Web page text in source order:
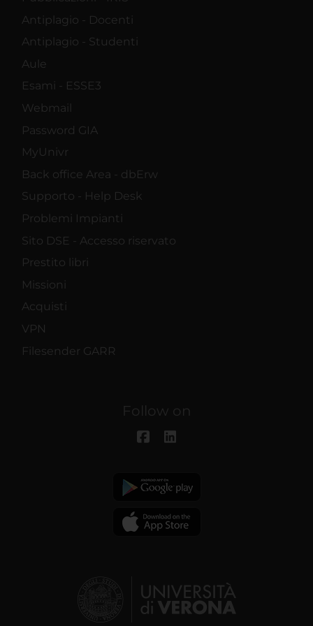
Antiplagio - Docenti
Antiplagio - Studenti
Aule
Esami - ESSE3
Webmail
Password GIA
MyUnivr
Back office Area - dbErw
Supporto - Help Desk
Problemi Impianti
Sito DSE - Accesso riservato
Prestito libri
Missioni
Acquisti
VPN
Filesender GARR
Follow on